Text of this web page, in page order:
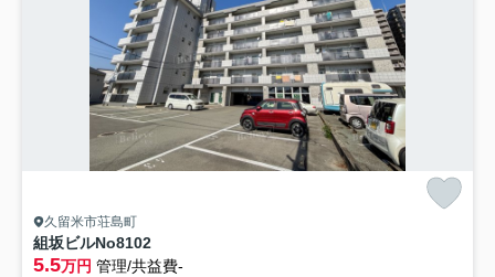
久留米市荘島町
組坂ビルNo8102
5.5万円 管理/共益費-